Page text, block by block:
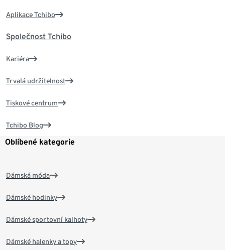
Aplikace Tchibo
Společnost Tchibo
Kariéra
Trvalá udržitelnost
Tiskové centrum
Tchibo Blog
Oblíbené kategorie
Dámská móda
Dámské hodinky
Dámské sportovní kalhoty
Dámské halenky a topy